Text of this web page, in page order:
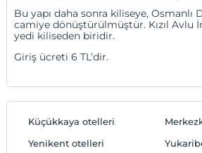
Bu yapı daha sonra kiliseye, Osmanlı
camiye dönüştürülmüştür. Kızıl Avlu
yedi kiliseden biridir.
Giriş ücreti 6 TL’dir.
Küçükkaya otelleri
Yenikent otelleri